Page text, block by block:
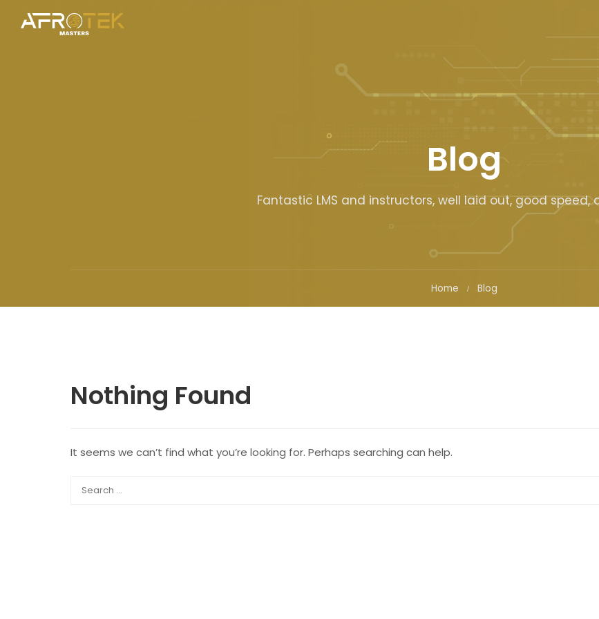
Blog
Fantastic LMS and instructors, well laid out, good speed,
Home Blog
Nothing Found
It seems we can’t find what you’re looking for. Perhaps searching can help.